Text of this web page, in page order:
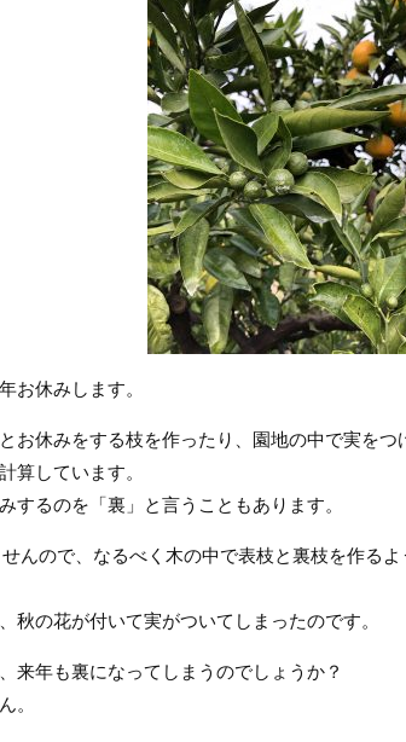
お休みします。
お休みをする枝を作ったり、園地の中で実を
算しています。
するのを「裏」と言うこともあります。
んので、なるべく木の中で表枝と裏枝を作るよ
秋の花が付いて実がついてしまったのです。
来年も裏になってしまうのでしょうか？
。